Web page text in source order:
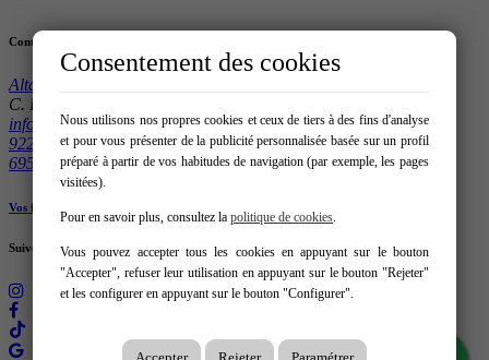
Contact
Altamar Tenerife
C. El Brezo, 5, CC Ferrari, local 3, 38679 – Costa Adeje
info@altamartenerife.com
922 712 493
695 794 556
Vos favoris
Suivez-nous sur:
Consentement des cookies
Nous utilisons nos propres cookies et ceux de tiers à des fins d'analyse
et pour vous présenter de la publicité personnalisée basée sur un profil
préparé à partir de vos habitudes de navigation (par exemple, les pages
visitées).
Pour en savoir plus, consultez la politique de cookies.
Vous pouvez accepter tous les cookies en appuyant sur le bouton
"Accepter", refuser leur utilisation en appuyant sur le bouton "Rejeter"
et les configurer en appuyant sur le bouton "Configurer".